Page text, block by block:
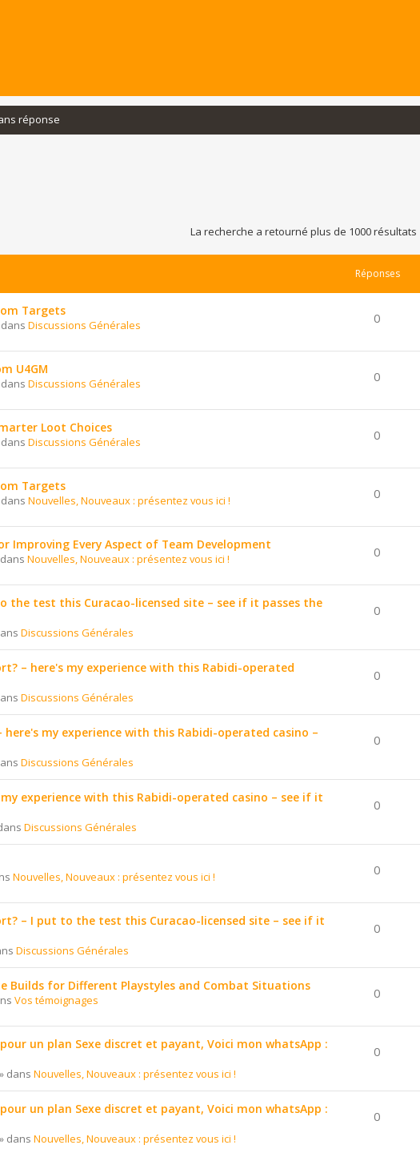
réponse
La recherche a retourné plus de 1000 résultats
Réponses
Targets
Discussions Générales 0
U4GM
Discussions Générales 0
Loot Choices
Discussions Générales 0
Targets
Nouvelles, Nouveaux : présentez vous ici ! 0
Improving Every Aspect of Team Development
Nouvelles, Nouveaux : présentez vous ici ! 0
the test this Curacao-licensed site – see if it passes the
Discussions Générales
0
– here's my experience with this Rabidi-operated
Discussions Générales
0
my experience with this Rabidi-operated casino –
Discussions Générales
0
experience with this Rabidi-operated casino – see if it
Discussions Générales
0
Nouvelles, Nouveaux : présentez vous ici ! 0
– I put to the test this Curacao-licensed site – see if it
Discussions Générales
0
Builds for Different Playstyles and Combat Situations
Vos témoignages 0
un plan Sexe discret et payant, Voici mon whatsApp :
» dans Nouvelles, Nouveaux : présentez vous ici !
0
un plan Sexe discret et payant, Voici mon whatsApp :
» dans Nouvelles, Nouveaux : présentez vous ici !
0